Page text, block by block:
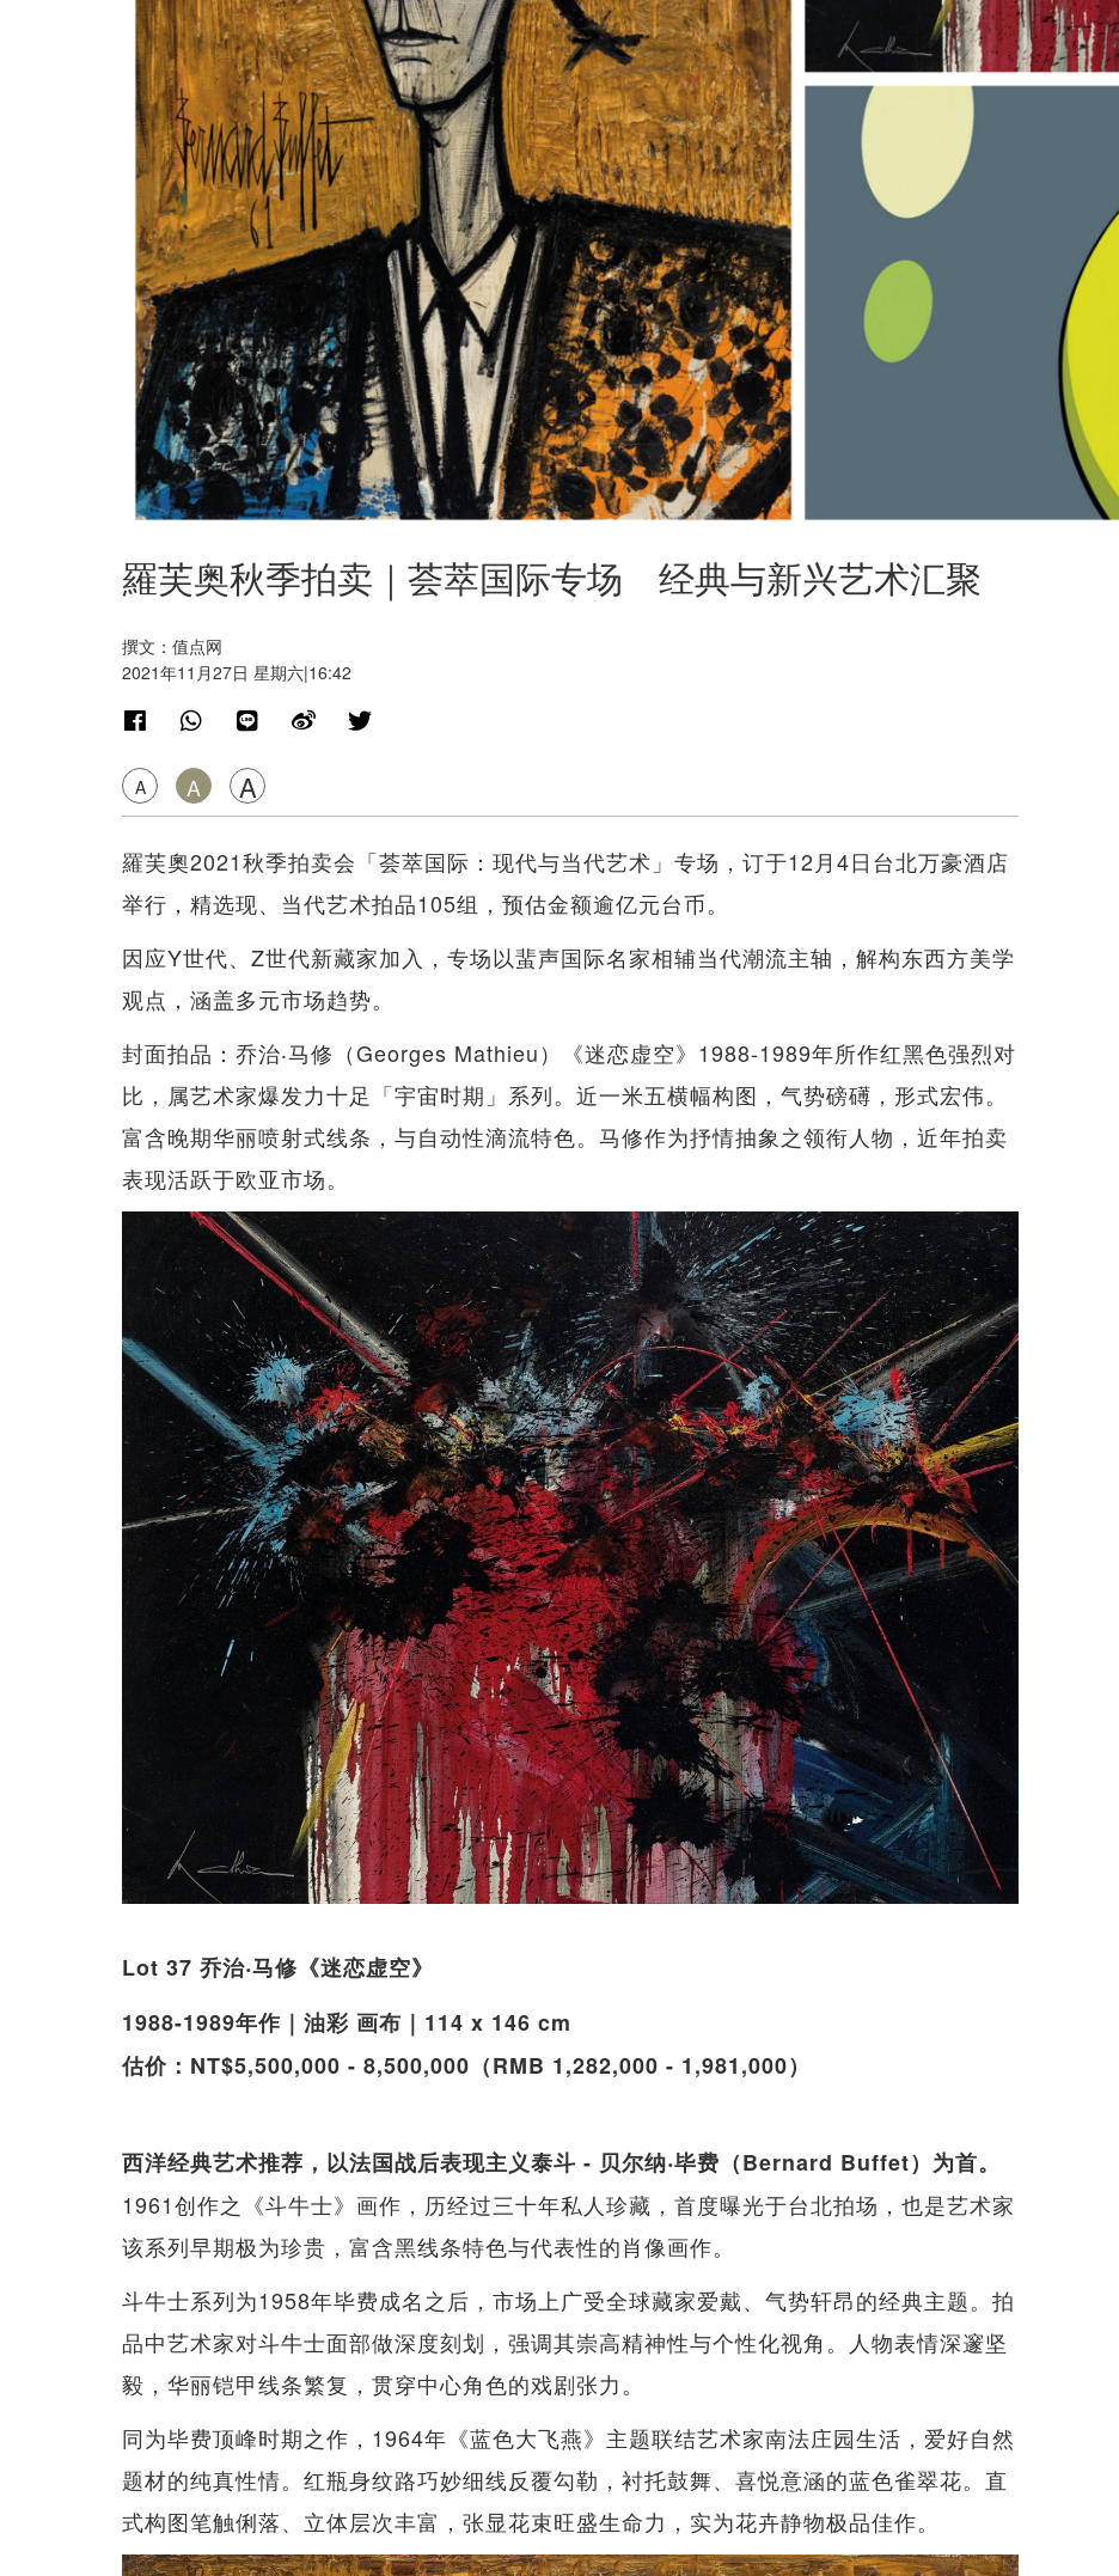
羅芙奥秋季拍卖｜荟萃国际专场 经典与新兴艺术汇聚
撰文：值点网
2021年11月27日 星期六|16:42
A A A
羅芙奧2021秋季拍卖会「荟萃国际：现代与当代艺术」专场，订于12月4日台北万豪酒店
举行，精选现、当代艺术拍品105组，预估金额逾亿元台币。
因应Y世代、Z世代新藏家加入，专场以蜚声国际名家相辅当代潮流主轴，解构东西方美学
观点，涵盖多元市场趋势。
封面拍品：乔治‧马修（Georges Mathieu）《迷恋虚空》1988-1989年所作红黑色强烈对
比，属艺术家爆发力十足「宇宙时期」系列。近一米五横幅构图，气势磅礡，形式宏伟。
富含晚期华丽喷射式线条，与自动性滴流特色。马修作为抒情抽象之领衔人物，近年拍卖
表现活跃于欧亚市场。
Lot 37 乔治‧马修《迷恋虚空》
1988-1989年作｜油彩 画布｜114 x 146 cm
估价：NT$5,500,000 - 8,500,000（RMB 1,282,000 - 1,981,000）
西洋经典艺术推荐，以法国战后表现主义泰斗 - 贝尔纳‧毕费（Bernard Buffet）为首。
1961创作之《斗牛士》画作，历经过三十年私人珍藏，首度曝光于台北拍场，也是艺术家
该系列早期极为珍贵，富含黑线条特色与代表性的肖像画作。
斗牛士系列为1958年毕费成名之后，市场上广受全球藏家爱戴、气势轩昂的经典主题。拍
品中艺术家对斗牛士面部做深度刻划，强调其崇高精神性与个性化视角。人物表情深邃坚
毅，华丽铠甲线条繁复，贯穿中心角色的戏剧张力。
同为毕费顶峰时期之作，1964年《蓝色大飞燕》主题联结艺术家南法庄园生活，爱好自然
题材的纯真性情。红瓶身纹路巧妙细线反覆勾勒，衬托鼓舞、喜悦意涵的蓝色雀翠花。直
式构图笔触俐落、立体层次丰富，张显花束旺盛生命力，实为花卉静物极品佳作。